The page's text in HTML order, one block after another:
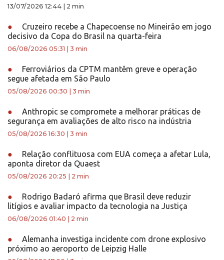
13/07/2026 12:44 2 min
●
Cruzeiro recebe a Chapecoense no Mineirão em jogo
decisivo da Copa do Brasil na quarta-feira
06/08/2026 05:31 3 min
●
Ferroviários da CPTM mantêm greve e operação
segue afetada em São Paulo
05/08/2026 00:30 3 min
●
Anthropic se compromete a melhorar práticas de
segurança em avaliações de alto risco na indústria
05/08/2026 16:30 3 min
●
Relação conflituosa com EUA começa a afetar Lula,
aponta diretor da Quaest
05/08/2026 20:25 2 min
●
Rodrigo Badaró afirma que Brasil deve reduzir
litígios e avaliar impacto da tecnologia na Justiça
06/08/2026 01:40 2 min
●
Alemanha investiga incidente com drone explosivo
próximo ao aeroporto de Leipzig Halle